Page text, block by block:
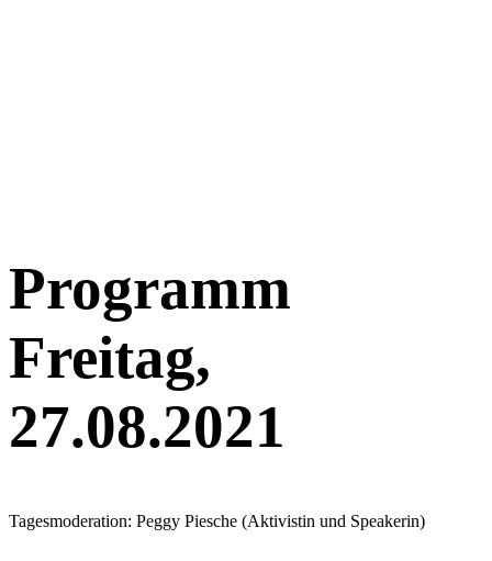
Programm
Freitag,
27.08.2021
Tagesmoderation: Peggy Piesche (Aktivistin und Speakerin)